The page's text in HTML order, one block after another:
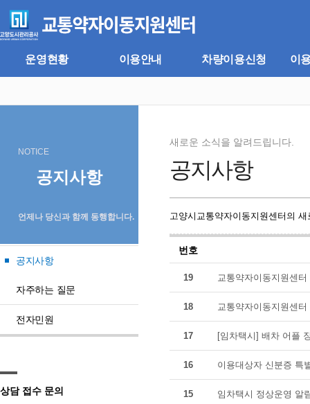
뉴
바
기
바
로
운영현황 이용안내 차량이용신청 이
공지사항
NOTICE
언제나 당신과 함께 동행합니다.
공지사항
자주하는 질문
전자민원
상담 접수 문의
공지사항
새로운 소식을 알려드립니다.
고양시교통약자이동지원센터의
번호
19 교통약자이동지원센
18 교통약자이동지원센
17 [임차택시] 배차 어플
16 이용대상자 신분증 특
15 임차택시 정상운영 알